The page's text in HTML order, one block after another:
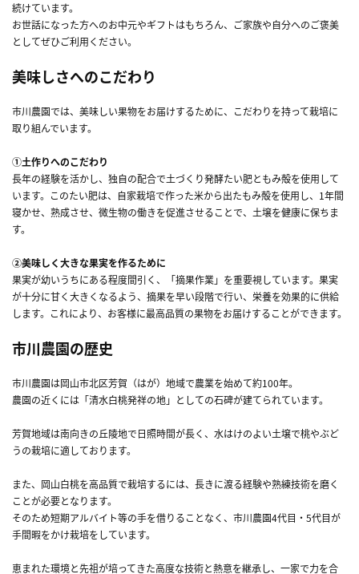
続けています。
お世話になった方へのお中元やギフトはもちろん、ご家族や自分へのご褒美
としてぜひご利用ください。
美味しさへのこだわり
市川農園では、美味しい果物をお届けするために、こだわりを持って栽培に
取り組んでいます。
①土作りへのこだわり
長年の経験を活かし、独自の配合で土づくり発酵たい肥ともみ殻を使用して
います。このたい肥は、自家栽培で作った米から出たもみ殻を使用し、1年間
寝かせ、熟成させ、微生物の働きを促進させることで、土壌を健康に保ちま
す。
②美味しく大きな果実を作るために
果実が幼いうちにある程度間引く、「摘果作業」を重要視しています。果実
が十分に甘く大きくなるよう、摘果を早い段階で行い、栄養を効果的に供給
します。これにより、お客様に最高品質の果物をお届けすることができます。
市川農園の歴史
市川農園は岡山市北区芳賀（はが）地域で農業を始めて約100年。
農園の近くには「清水白桃発祥の地」としての石碑が建てられています。
芳賀地域は南向きの丘陵地で日照時間が長く、水はけのよい土壌で桃やぶど
うの栽培に適しております。
また、岡山白桃を高品質で栽培するには、長きに渡る経験や熟練技術を磨く
ことが必要となります。
そのため短期アルバイト等の手を借りることなく、市川農園4代目・5代目が
手間暇をかけ栽培をしています。
恵まれた環境と先祖が培ってきた高度な技術と熱意を継承し、一家で力を合